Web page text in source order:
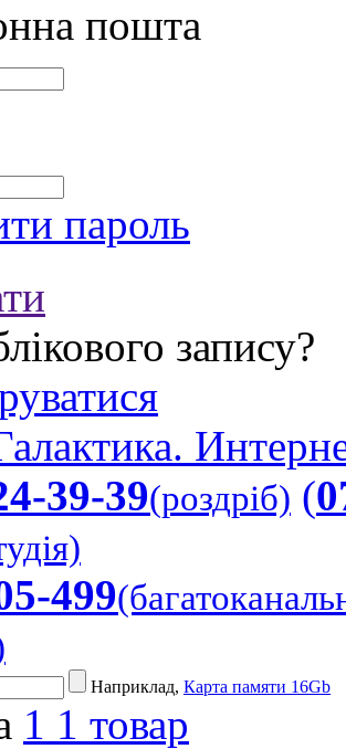
пошта
пароль
запису?
39-39(роздріб) (
499
Наприклад, Карта памяти 16Gb
1 1 товар